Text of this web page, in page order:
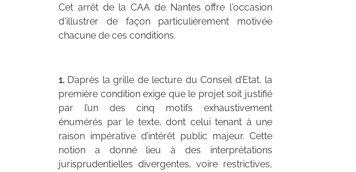
Cet arrêt de la CAA de Nantes offre l'occasion
d'illustrer de façon particulièrement motivée
chacune de ces conditions.
1. D’après la grille de lecture du Conseil d’Etat, la
première condition exige que le projet soit justifié
par l’un des cinq motifs exhaustivement
énumérés par le texte, dont celui tenant à une
raison impérative d’intérêt public majeur. Cette
notion a donné lieu à des interprétations
jurisprudentielles divergentes, voire restrictives,